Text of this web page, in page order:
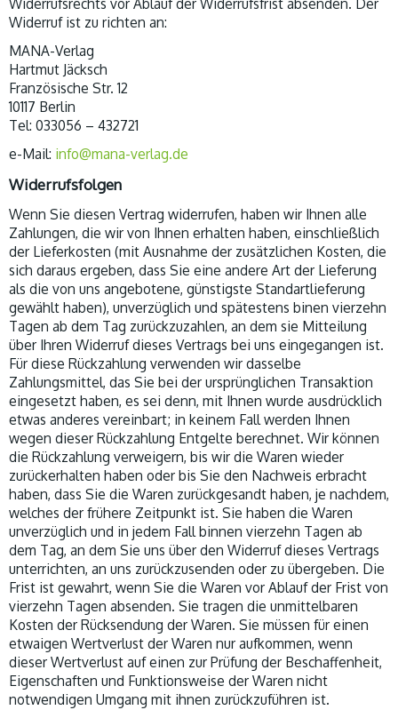
Widerruf ist zu richten an:
MANA-Verlag
Hartmut Jäcksch
Französische Str. 12
10117 Berlin
Tel: 033056 – 432721
e-Mail: info@mana-verlag.de
Widerrufsfolgen
Wenn Sie diesen Vertrag widerrufen, haben wir Ihnen alle
Zahlungen, die wir von Ihnen erhalten haben, einschließlich
der Lieferkosten (mit Ausnahme der zusätzlichen Kosten, die
sich daraus ergeben, dass Sie eine andere Art der Lieferung
als die von uns angebotene, günstigste Standartlieferung
gewählt haben), unverzüglich und spätestens binen vierzehn
Tagen ab dem Tag zurückzuzahlen, an dem sie Mitteilung
über Ihren Widerruf dieses Vertrags bei uns eingegangen ist.
Für diese Rückzahlung verwenden wir dasselbe
Zahlungsmittel, das Sie bei der ursprünglichen Transaktion
eingesetzt haben, es sei denn, mit Ihnen wurde ausdrücklich
etwas anderes vereinbart; in keinem Fall werden Ihnen
wegen dieser Rückzahlung Entgelte berechnet. Wir können
die Rückzahlung verweigern, bis wir die Waren wieder
zurückerhalten haben oder bis Sie den Nachweis erbracht
haben, dass Sie die Waren zurückgesandt haben, je nachdem,
welches der frühere Zeitpunkt ist. Sie haben die Waren
unverzüglich und in jedem Fall binnen vierzehn Tagen ab
dem Tag, an dem Sie uns über den Widerruf dieses Vertrags
unterrichten, an uns zurückzusenden oder zu übergeben. Die
Frist ist gewahrt, wenn Sie die Waren vor Ablauf der Frist von
vierzehn Tagen absenden. Sie tragen die unmittelbaren
Kosten der Rücksendung der Waren. Sie müssen für einen
etwaigen Wertverlust der Waren nur aufkommen, wenn
dieser Wertverlust auf einen zur Prüfung der Beschaffenheit,
Eigenschaften und Funktionsweise der Waren nicht
notwendigen Umgang mit ihnen zurückzuführen ist.